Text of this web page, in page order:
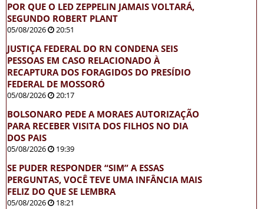
POR QUE O LED ZEPPELIN JAMAIS VOLTARÁ,
SEGUNDO ROBERT PLANT
05/08/2026 20:51
JUSTIÇA FEDERAL DO RN CONDENA SEIS
PESSOAS EM CASO RELACIONADO À
RECAPTURA DOS FORAGIDOS DO PRESÍDIO
FEDERAL DE MOSSORÓ
05/08/2026 20:17
BOLSONARO PEDE A MORAES AUTORIZAÇÃO
PARA RECEBER VISITA DOS FILHOS NO DIA
DOS PAIS
05/08/2026 19:39
SE PUDER RESPONDER “SIM” A ESSAS
PERGUNTAS, VOCÊ TEVE UMA INFÂNCIA MAIS
FELIZ DO QUE SE LEMBRA
05/08/2026 18:21